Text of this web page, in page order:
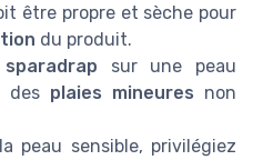
être propre et sèche pour
du produit.
sparadrap sur une peau
des plaies mineures non
peau sensible, privilégiez